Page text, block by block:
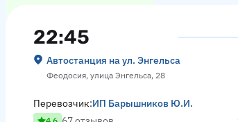
22:45
Автостанция на ул. Энгельса
Феодосия, улица Энгельса, 28
Перевозчик:ИП Барышников Ю.И.